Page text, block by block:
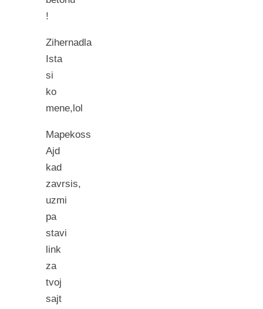
!
Zihernadla
Ista
si
ko
mene,lol
Mapekoss
Ajd
kad
zavrsis,
uzmi
pa
stavi
link
za
tvoj
sajt